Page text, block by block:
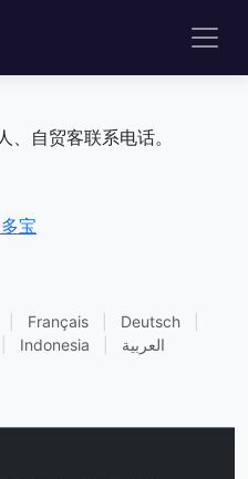
、自贸客联系电话。
宝
Français Deutsch
Indonesia العربية